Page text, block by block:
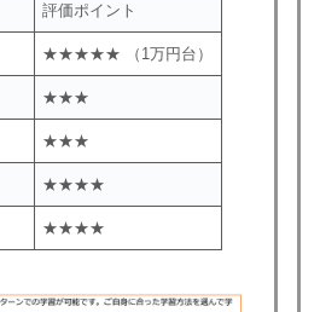
評価ポイント
★★★★★ （1万円台）
★★★
★★★
★★★★
★★★★